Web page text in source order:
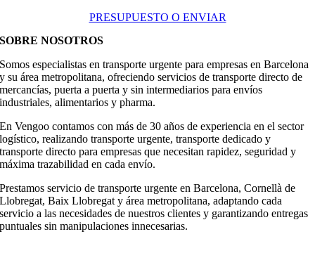
PRESUPUESTO O ENVIAR
SOBRE NOSOTROS
Somos especialistas en transporte urgente para empresas en Barcelona
y su área metropolitana, ofreciendo servicios de transporte directo de
mercancías, puerta a puerta y sin intermediarios para envíos
industriales, alimentarios y pharma.
En Vengoo contamos con más de 30 años de experiencia en el sector
logístico, realizando transporte urgente, transporte dedicado y
transporte directo para empresas que necesitan rapidez, seguridad y
máxima trazabilidad en cada envío.
Prestamos servicio de transporte urgente en Barcelona, Cornellà de
Llobregat, Baix Llobregat y área metropolitana, adaptando cada
servicio a las necesidades de nuestros clientes y garantizando entregas
puntuales sin manipulaciones innecesarias.